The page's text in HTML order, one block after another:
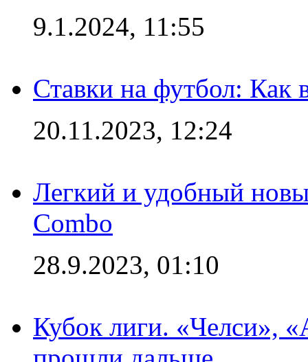
9.1.2024, 11:55
Ставки на футбол: Как
20.11.2023, 12:24
Легкий и удобный
Combo
28.9.2023, 01:10
Кубок лиги. «Челси»,